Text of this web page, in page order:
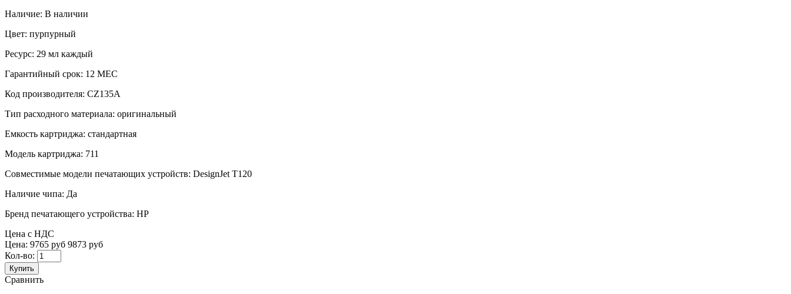
Наличие: В наличии
Цвет: пурпурный
Ресурс: 29 мл каждый
Гарантийный срок: 12 МЕС
Код производителя: CZ135A
Тип расходного материала: оригинальный
Емкость картриджа: стандартная
Модель картриджа: 711
Совместимые модели печатающих устройств: DesignJet T120
Наличие чипа: Да
Бренд печатающего устройства: HP
Цена с НДС
Цена: 9765 руб 9873 руб
Кол-во:
Купить
Сравнить